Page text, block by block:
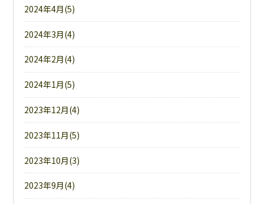
2024年4月(5)
2024年3月(4)
2024年2月(4)
2024年1月(5)
2023年12月(4)
2023年11月(5)
2023年10月(3)
2023年9月(4)